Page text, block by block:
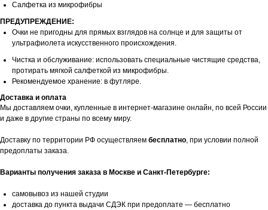
Салфетка из микрофибры
ПРЕДУПРЕЖДЕНИЕ:
Очки не пригодны для прямых взглядов на солнце и для защиты от
ультрафиолета искусственного происхождения.
Чистка и обслуживание: использовать специальные чистящие средства,
протирать мягкой салфеткой из микрофибры.
Рекомендуемое хранение: в футляре.
Доставка и оплата
Мы доставляем очки, купленные в интернет-магазине онлайн, по всей России
и даже в другие страны по всему миру.
Доставку по территории РФ осуществляем бесплатно, при условии полной
предоплаты заказа.
Варианты получения заказа в Москве и Санкт-Петербурге:
самовывоз из нашей студии
доставка до пункта выдачи СДЭК при предоплате — бесплатно